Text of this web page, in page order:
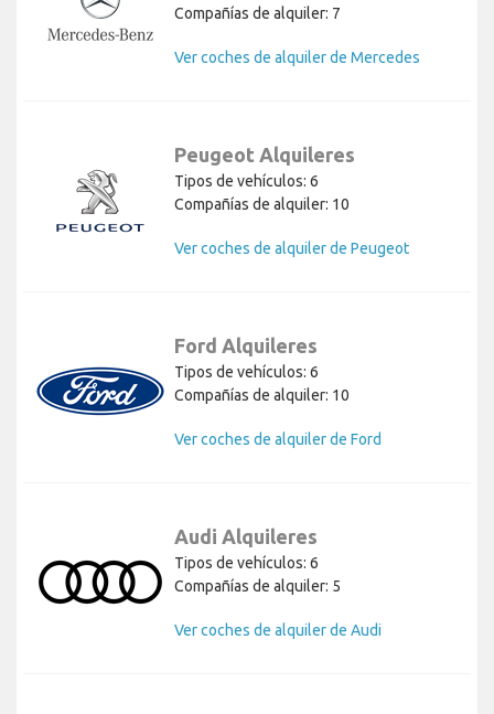
Compañías de alquiler: 7
Ver coches de alquiler de Mercedes
Peugeot Alquileres
Tipos de vehículos: 6
Compañías de alquiler: 10
Ver coches de alquiler de Peugeot
Ford Alquileres
Tipos de vehículos: 6
Compañías de alquiler: 10
Ver coches de alquiler de Ford
Audi Alquileres
Tipos de vehículos: 6
Compañías de alquiler: 5
Ver coches de alquiler de Audi